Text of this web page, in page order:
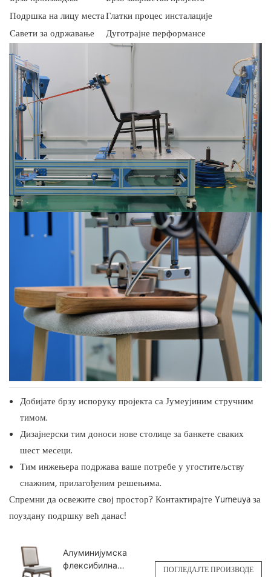
Подршка на лицу местаГлатки процес инсталације
Савети за одржавање
Дуготрајне перформансе
Добијате брзу испоруку пројекта са Јумеујиним стручним
тимом.
Дизајнерски тим доноси нове столице за банкете сваких
шест месеци.
Тим инжењера подржава ваше потребе у угоститељству
снажним, прилагођеним решењима.
Спремни да освежите свој простор? Контактирајте Yumeuya за
поуздану подршку већ данас!
Алуминијумска
флексибилна
ПОГЛЕДАЈТЕ ПРОИЗВОДЕ